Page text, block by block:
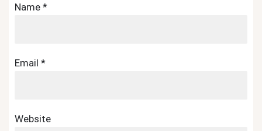
Name *
Email *
Website